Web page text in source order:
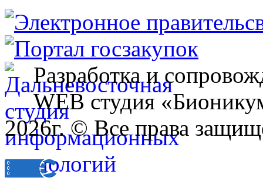
Разработка и
WEB студия
2026г. © Все права